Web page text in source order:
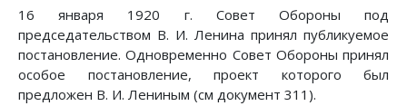
16 января 1920 г. Совет Обороны под
председательством В. И. Ленина принял публикуемое
постановление. Одновременно Совет Обороны принял
особое постановление, проект которого был
предложен В. И. Лениным (см документ 311).